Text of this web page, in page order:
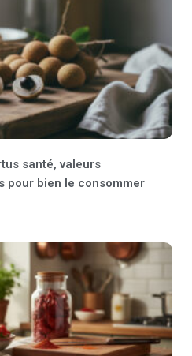
santé, valeurs
pour bien le consommer